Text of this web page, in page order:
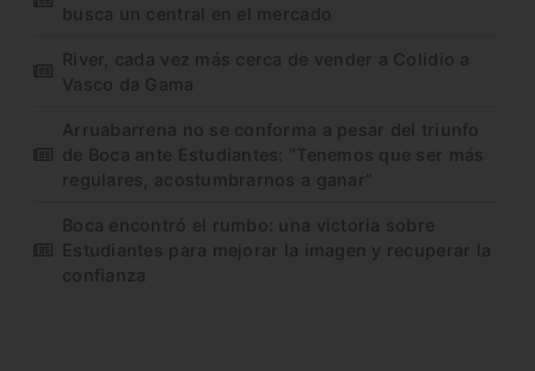
busca un central en el mercado
River, cada vez más cerca de vender a Colidio a
Vasco da Gama
Arruabarrena no se conforma a pesar del triunfo
de Boca ante Estudiantes: “Tenemos que ser más
regulares, acostumbrarnos a ganar”
Boca encontró el rumbo: una victoria sobre
Estudiantes para mejorar la imagen y recuperar la
confianza